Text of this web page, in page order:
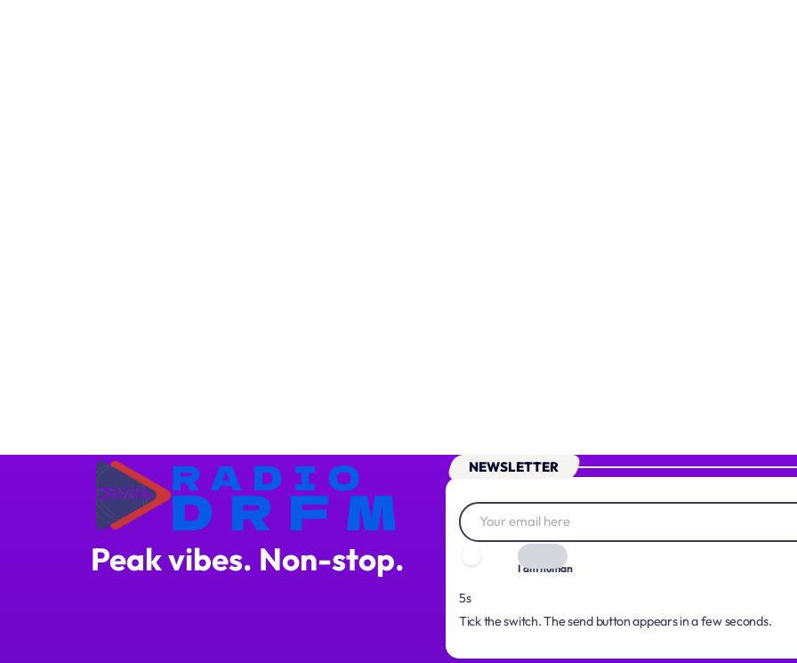
Peak vibes. Non-stop.
NEWSLETTER
I am human
5s
Tick the switch. The send button appears in a few seconds.